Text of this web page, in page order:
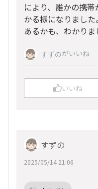
により、誰かの携
かる様になりまし
あるかも、わかりま
すずのがいいね
いいね
すずの
2025/05/14 21:06